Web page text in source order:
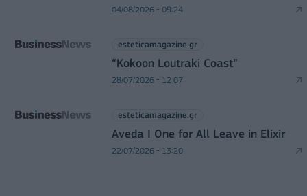
04/08/2026 - 09:24
esteticamagazine.gr
“Kokoon Loutraki Coast”
28/07/2026 - 12:07
esteticamagazine.gr
Aveda I One for All Leave in Elixir
22/07/2026 - 13:20